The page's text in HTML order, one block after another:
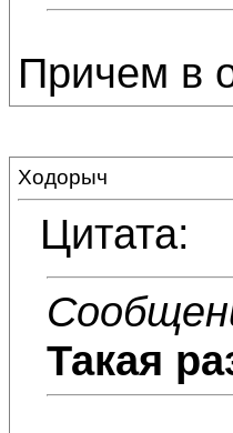
Причем в
Ходорыч
Цитата:
Такая